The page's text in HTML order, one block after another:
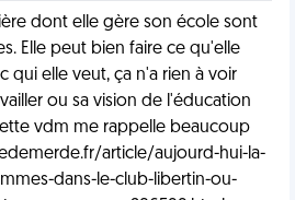
dont elle gère son école sont
Elle peut bien faire ce qu'elle
qui elle veut, ça n'a rien à voir
ou sa vision de l'éducation
vdm me rappelle beaucoup
article/aujourd-hui-la-
dans-le-club-libertin-ou-